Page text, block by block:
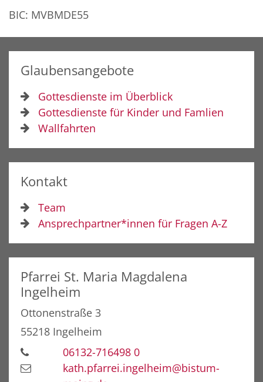
BIC: MVBMDE55
Glaubensangebote
Gottesdienste im Überblick
Gottesdienste für Kinder und Famlien
Wallfahrten
Kontakt
Team
Ansprechpartner*innen für Fragen A-Z
Pfarrei St. Maria Magdalena
Ingelheim
Ottonenstraße 3
55218 Ingelheim
06132-716498 0
kath.pfarrei.ingelheim@bistum-